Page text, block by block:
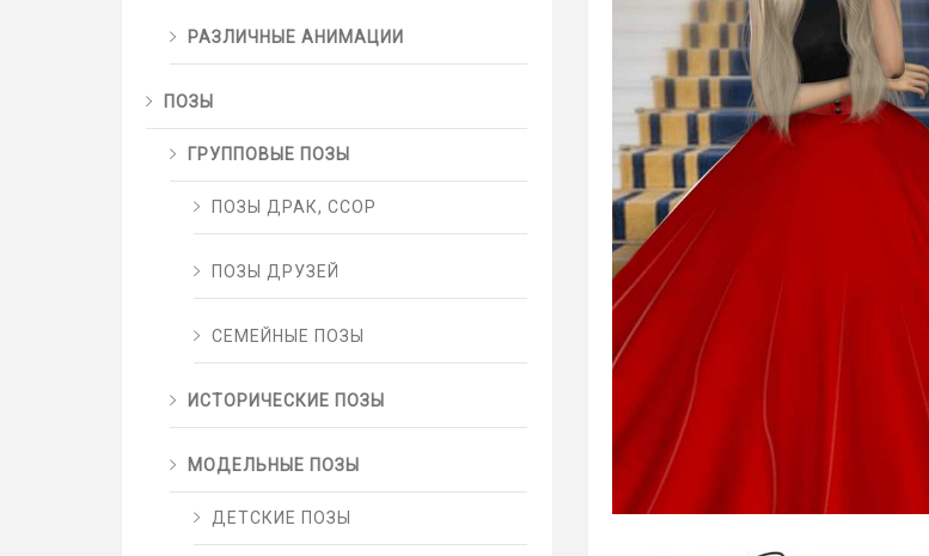
РАЗЛИЧНЫЕ АНИМАЦИИ
ПОЗЫ
ГРУППОВЫЕ ПОЗЫ
ПОЗЫ ДРАК, ССОР
ПОЗЫ ДРУЗЕЙ
СЕМЕЙНЫЕ ПОЗЫ
ИСТОРИЧЕСКИЕ ПОЗЫ
МОДЕЛЬНЫЕ ПОЗЫ
ДЕТСКИЕ ПОЗЫ